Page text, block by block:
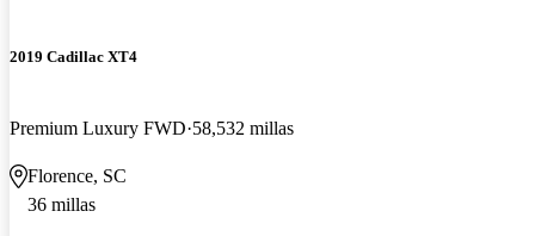
2019 Cadillac XT4
Premium Luxury FWD 58,532 millas
Florence, SC
36 millas